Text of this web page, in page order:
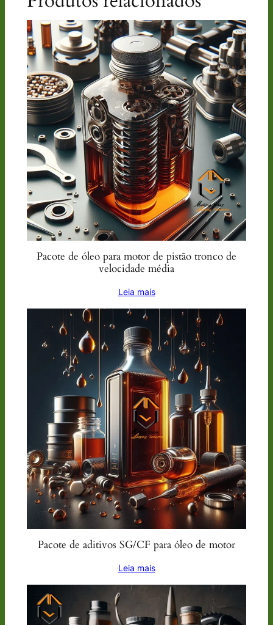
Pacote de óleo para motor de pistão tronco de
velocidade média
Leia mais
Pacote de aditivos SG/CF para óleo de motor
Leia mais